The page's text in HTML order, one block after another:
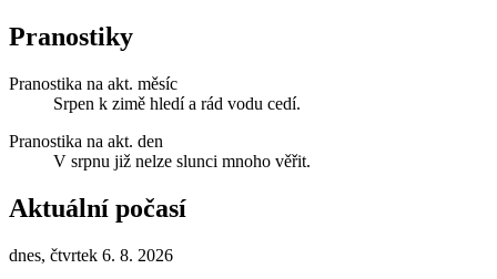
Pranostiky
Pranostika na akt. měsíc
Srpen k zimě hledí a rád vodu cedí.
Pranostika na akt. den
V srpnu již nelze slunci mnoho věřit.
Aktuální počasí
dnes, čtvrtek 6. 8. 2026